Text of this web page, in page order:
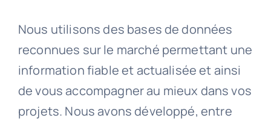
Nous utilisons des bases de données
reconnues sur le marché permettant une
information fiable et actualisée et ainsi
de vous accompagner au mieux dans vos
projets. Nous avons développé, entre